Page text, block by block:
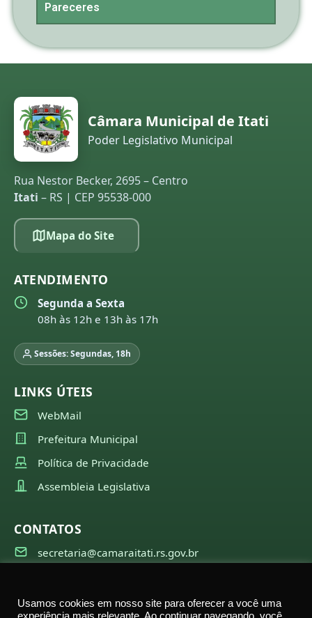
Pareceres
Câmara Municipal de Itati
Poder Legislativo Municipal
Rua Nestor Becker, 2695 – Centro
Itati – RS | CEP 95538-000
Mapa do Site
ATENDIMENTO
Segunda a Sexta
08h às 12h e 13h às 17h
Sessões: Segundas, 18h
LINKS ÚTEIS
WebMail
Prefeitura Municipal
Política de Privacidade
Assembleia Legislativa
CONTATOS
secretaria@camaraitati.rs.gov.br
Usamos cookies em nosso site para oferecer a você uma